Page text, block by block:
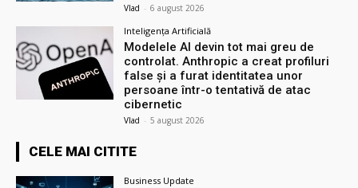
Vlad - 6 august 2026
Inteligența Artificială
Modelele AI devin tot mai greu de
controlat. Anthropic a creat profiluri
false și a furat identitatea unor
persoane într-o tentativă de atac
cibernetic
Vlad - 5 august 2026
CELE MAI CITITE
Business Update